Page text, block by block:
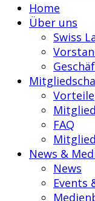
Home
Über uns
Swiss
Vorteile
FAQ
News &
News
Events